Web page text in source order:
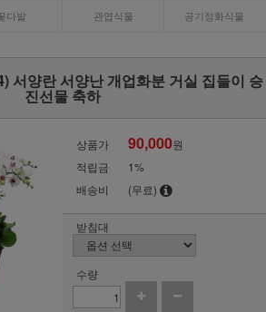
다발 관엽식물 공기정화식물
서양란 서양난 개업화분 거실 집들이 승
진선물 축하
상품가 90,000원
적립금
1%
배송비
(무료)
받침대
수량